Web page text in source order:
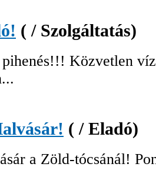
( / Szolgáltatás)
Közvetlen
( / Eladó)
a Zöld-tócsánál!